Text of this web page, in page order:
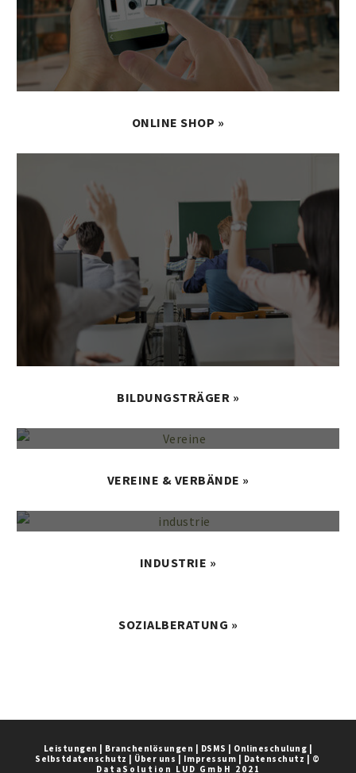
ONLINE SHOP »
BILDUNGSTRÄGER »
VEREINE & VERBÄNDE »
INDUSTRIE »
SOZIALBERATUNG »
Leistungen | Branchenlösungen | DSMS | Onlineschulung |
Selbstdatenschutz | Über uns | Impressum | Datenschutz | ©
DataSolution LUD GmbH 2021